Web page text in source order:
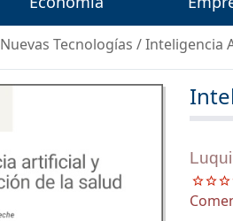
Nuevas Tecnologías /Inteligencia